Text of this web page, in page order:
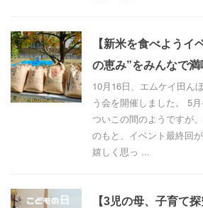
【新米を食べようイ
の恵み”をみんなで満
10月16日、エムケイ田ん
う会を開催しました。 5
ついこの間のようですが
のもと、イベント最終回
嬉しく思っ ...
【3児の母、子育て